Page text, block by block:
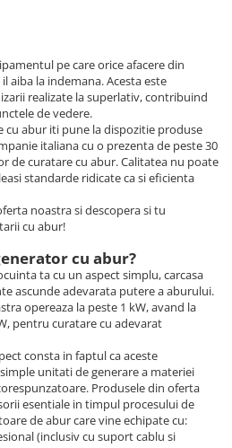
pe care orice afacere din
aiba la indemana. Acesta este
realizate la superlativ, contribuind
de vedere.
cu abur iti pune la dispozitie produse
italiana cu o prezenta de peste 30
de curatare cu abur. Calitatea nu poate
standarde ridicate ca si eficienta
noastra si descopera si tu
cu abur!
cu abur?
ta cu un aspect simplu, carcasa
ascunde adevarata putere a aburului.
opereaza la peste 1 kW, avand la
pentru curatare cu adevarat
consta in faptul ca aceste
unitati de generare a materiei
Produsele din oferta
esentiale in timpul procesului de
de abur care vine echipate cu:
(inclusiv cu suport cablu si